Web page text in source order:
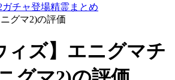
チャ登場精霊まとめ
グマ2)の評価
ィズ】エニグマチ